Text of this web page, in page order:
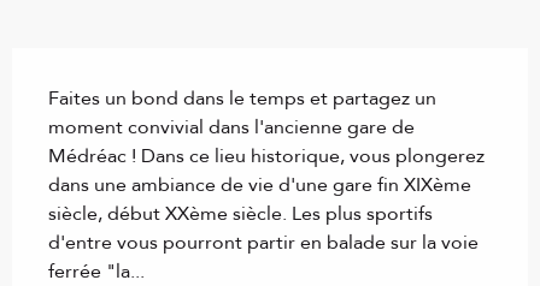
Faites un bond dans le temps et partagez un
moment convivial dans l'ancienne gare de
Médréac ! Dans ce lieu historique, vous plongerez
dans une ambiance de vie d'une gare fin XIXème
siècle, début XXème siècle. Les plus sportifs
d'entre vous pourront partir en balade sur la voie
ferrée "la...